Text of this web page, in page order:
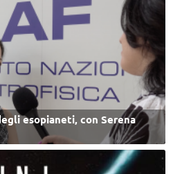
esopianeti, con Serena